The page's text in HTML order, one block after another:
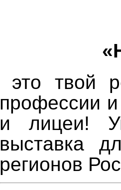
это твой
профессии
и лицеи!
выставка
регионов